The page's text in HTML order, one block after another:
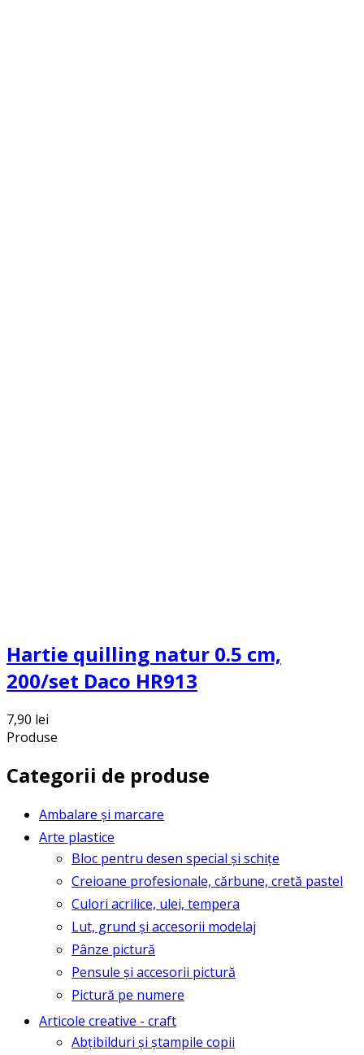
Hartie quilling natur 0.5 cm,
200/set Daco HR913
7,90 lei
Produse
Categorii de produse
Ambalare și marcare
Arte plastice
Bloc pentru desen special și schițe
Creioane profesionale, cărbune, cretă pastel
Culori acrilice, ulei, tempera
Lut, grund și accesorii modelaj
Pânze pictură
Pensule și accesorii pictură
Pictură pe numere
Articole creative - craft
Abțibilduri și ștampile copii